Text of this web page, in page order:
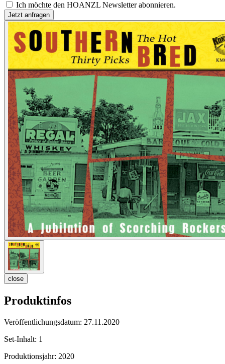
Ich möchte den HOANZL Newsletter abonnieren.
close
Produktinfos
Veröffentlichungsdatum: 27.11.2020
Set-Inhalt: 1
Produktionsjahr: 2020